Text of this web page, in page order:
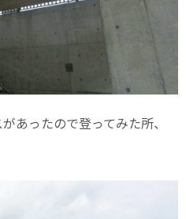
あったので登ってみた所、